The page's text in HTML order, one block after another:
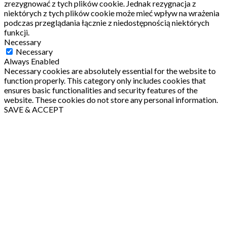
zrezygnować z tych plików cookie. Jednak rezygnacja z
niektórych z tych plików cookie może mieć wpływ na wrażenia
podczas przeglądania łącznie z niedostępnością niektórych
funkcji.
Necessary
Necessary
Always Enabled
Necessary cookies are absolutely essential for the website to
function properly. This category only includes cookies that
ensures basic functionalities and security features of the
website. These cookies do not store any personal information.
SAVE & ACCEPT